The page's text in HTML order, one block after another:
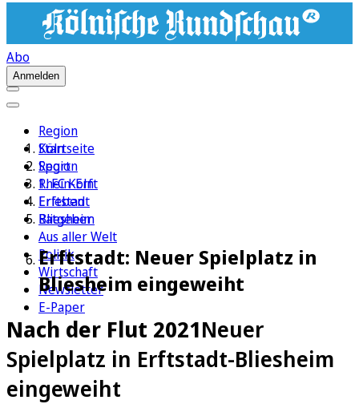
Abo
Anmelden
Region
Köln
Sport
1. FC Köln
Erleben
Ratgeber
Aus aller Welt
Politik
Wirtschaft
Newsletter
E-Paper
Startseite
Region
Rhein-Erft
Erftstadt
Bliesheim
Erftstadt: Neuer Spielplatz in
Bliesheim eingeweiht
Nach der Flut 2021Neuer
Spielplatz in Erftstadt-Bliesheim
eingeweiht